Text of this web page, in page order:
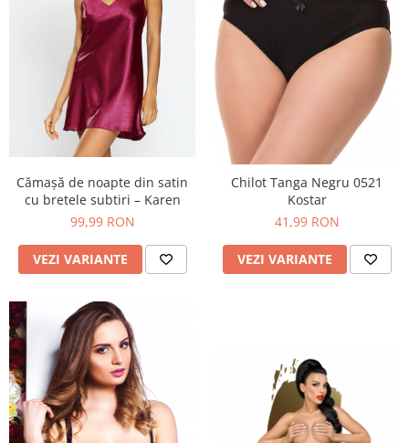
Cămașă de noapte din satin
cu bretele subtiri – Karen
99,99 RON
VEZI VARIANTE
Chilot Tanga Negru 0521
Kostar
41,99 RON
VEZI VARIANTE